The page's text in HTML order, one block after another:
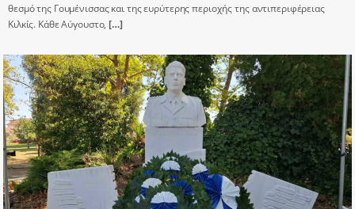
θεσμό της Γουμένισσας και της ευρύτερης περιοχής της αντιπεριφέρειας
Κιλκίς. Κάθε Αύγουστο, […]